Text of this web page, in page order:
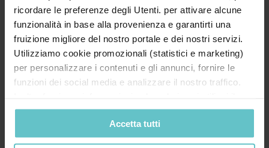
ricordare le preferenze degli Utenti. per attivare alcune
funzionalità in base alla provenienza e garantirti una
fruizione migliore del nostro portale e dei nostri servizi.
Utilizziamo cookie promozionali (statistici e marketing)
per personalizzare i contenuti e gli annunci, fornire le
funzioni dei social media e analizzare il nostro traffico.
nostro sito ai nostri partner che si occupano di analisi dei
dati web, pubblicità e social media, i quali potrebbero
combinarle con altre informazioni che hai fornito loro o
Accetta tutti
Luglio 2026 News
Quanto ne sai
ora con il nostro quiz estivo